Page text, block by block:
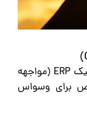
روش اصلی درمان OCD است. تکنیک ERP (مواجهه
برای وسواس